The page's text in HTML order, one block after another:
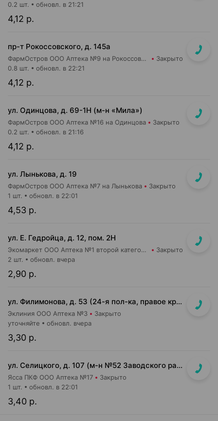
4,12 р.
0.2 шт. обновл. в 21:21
пр-т Рокоссовского, д. 145а
ФармОстров ООО Аптека №9 на Рокоссовского Закрыто
4,12 р.
0.8 шт. обновл. в 22:21
ул. Одинцова, д. 69-1Н (м-н «Мила»)
ФармОстров ООО Аптека №16 на Одинцова Закрыто
4,12 р.
0.2 шт. обновл. в 21:16
ул. Лынькова, д. 19
ФармОстров ООО Аптека №7 на Лынькова Закрыто
4,53 р.
1 шт. обновл. в 22:01
ул. Е. Гедройца, д. 12, пом. 2Н
Экомаркет ООО Аптека №1 второй категории Закрыто
2,90 р.
2 шт. обновл. вчера
ул. Филимонова, д. 53 (24-я пол-ка, правое крыло)
Эклиния ООО Аптека №3 Закрыто
3,30 р.
уточняйте обновл. вчера
ул. Селицкого, д. 107 (м-н №52 Заводского райпищеторга)
Ясса ПКФ ООО Аптека №17 Закрыто
3,40 р.
1 шт. обновл. в 22:01